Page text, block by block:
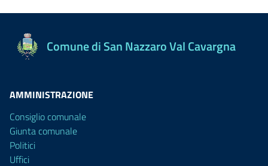
Comune di San Nazzaro Val Cavargna
AMMINISTRAZIONE
Consiglio comunale
Giunta comunale
Politici
Uffici